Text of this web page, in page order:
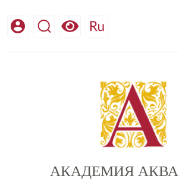
АКАДЕМИЯ